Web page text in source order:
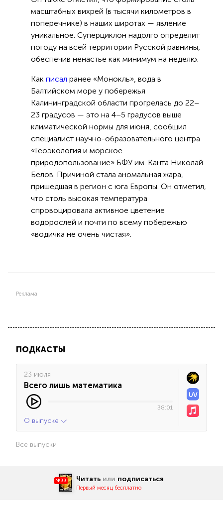
масштабных вихрей (в тысячи километров в
поперечнике) в наших широтах — явление
уникальное. Суперциклон надолго определит
погоду на всей территории Русской равнины,
обеспечив ненастье как минимум на неделю.
Как писал ранее «Монокль», вода в
Балтийском море у побережья
Калининградской области прогрелась до 22–
23 градусов — это на 4–5 градусов выше
климатической нормы для июня, сообщил
специалист научно-образовательного центра
«Геоэкология и морское
природопользование» БФУ им. Канта Николай
Белов. Причиной стала аномальная жара,
пришедшая в регион с юга Европы. Он отметил,
что столь высокая температура
спровоцировала активное цветение
водорослей и почти по всему побережью
«водичка не очень чистая».
Реклама
ПОДКАСТЫ
23 июля
Всего лишь математика
38:01
О выпуске
Все выпуски
№33 Читать или подписаться
Первый месяц бесплатно